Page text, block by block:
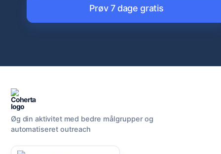
Prøv 7 dage gratis
Øg din aktivitet med bedre målgrupper og
automatiseret outreach